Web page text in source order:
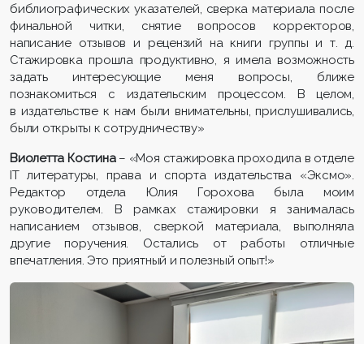
библиографических указателей, сверка материала после
финальной читки, снятие вопросов корректоров,
написание отзывов и рецензий на книги группы и т. д.
Стажировка прошла продуктивно, я имела возможность
задать интересующие меня вопросы, ближе
познакомиться с издательским процессом. В целом,
в издательстве к нам были внимательны, прислушивались,
были открыты к сотрудничеству»
Виолетта Костина – «Моя стажировка проходила в отделе
IT литературы, права и спорта издательства «Эксмо».
Редактор отдела Юлия Горохова была моим
руководителем. В рамках стажировки я занималась
написанием отзывов, сверкой материала, выполняла
другие поручения. Остались от работы отличные
впечатления. Это приятный и полезный опыт!»